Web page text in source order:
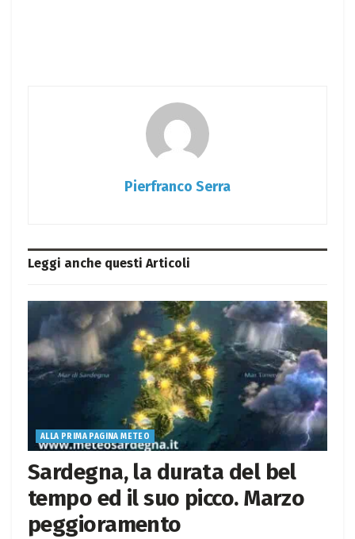
Pierfranco Serra
Leggi anche questi Articoli
ALLA PRIMA PAGINA METEO
Sardegna, la durata del bel
tempo ed il suo picco. Marzo
peggioramento